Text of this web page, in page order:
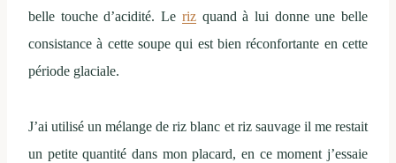
belle touche d’acidité. Le rizquand à lui donne une belle
consistance à cette soupe qui est bien réconfortante en cette
période glaciale.
J’ai utilisé un mélange de riz blanc et riz sauvage il me restait
un petite quantité dans mon placard, en ce moment j’essaie